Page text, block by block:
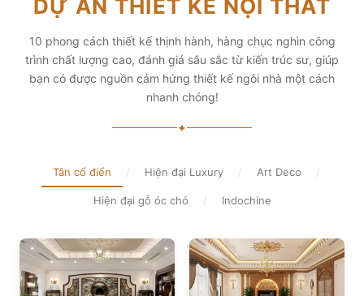
diện tích và thẩm mỹ
Xem chi tiết
DỰ ÁN THIẾT KẾ NỘI THẤT
10 phong cách thiết kế thịnh hành, hàng chục nghìn công
trình chất lượng cao, đánh giá sâu sắc từ kiến trúc sư, giúp
bạn có được nguồn cảm hứng thiết kế ngôi nhà một cách
nhanh chóng!
✦
Tân cổ điển / Hiện đại Luxury / Art Deco /
Hiện đại gỗ óc chó / Indochine